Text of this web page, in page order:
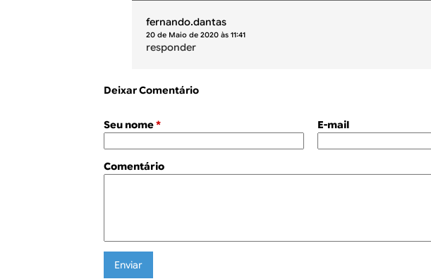
fernando.dantas
20 de Maio de 2020 às 11:41
responder
Deixar Comentário
Seu nome* E-mail
Comentário